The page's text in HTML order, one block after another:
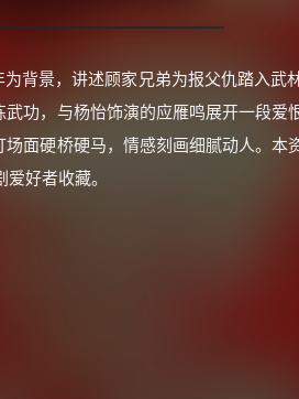
背景，讲述顾家兄弟为报父仇踏入武
功，与杨怡饰演的应雁鸣展开一段爱
面硬桥硬马，情感刻画细腻动人。本
好者收藏。